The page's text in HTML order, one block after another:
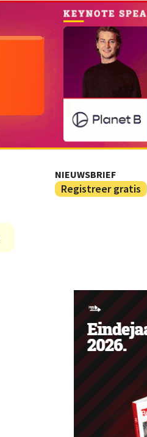
NIEUWSBRIEF
Registreer gratis